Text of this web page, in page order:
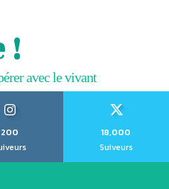
!
avec le vivant
200
18,000
Suiveurs